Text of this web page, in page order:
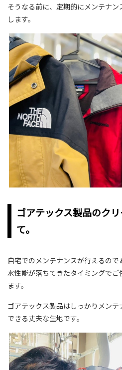
そうなる前に、定期的にメンテナ
します。
ゴアテックス製品のク
て。
自宅でのメンテナンスが行えるの
水性能が落ちてきたタイミングで
ます。
ゴアテックス製品はしっかりメン
できる丈夫な生地です。